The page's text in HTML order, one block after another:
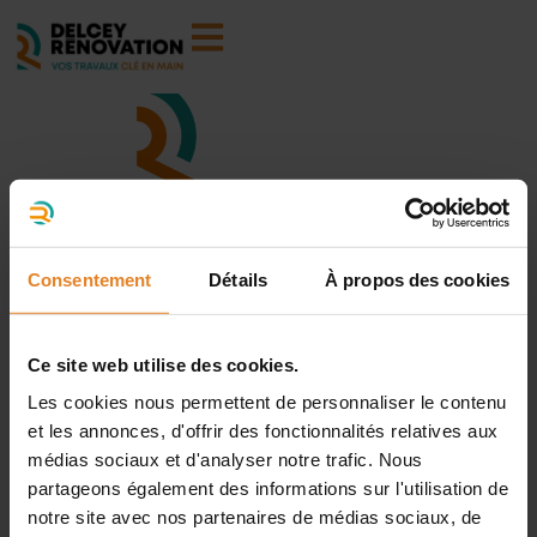
Consentement Détails À propos des cookies
Ce site web utilise des cookies.
Les cookies nous permettent de personnaliser le contenu
et les annonces, d'offrir des fonctionnalités relatives aux
médias sociaux et d'analyser notre trafic. Nous
partageons également des informations sur l'utilisation de
notre site avec nos partenaires de médias sociaux, de
Prestations
Réalisations
Financements et subventions
Blog